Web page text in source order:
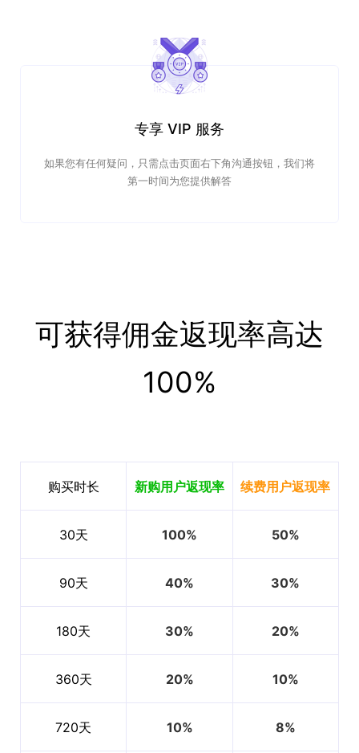
专享 VIP 服务
如果您有任何疑问，只需点击页面右下角沟通按钮，我们将
第一时间为您提供解答
可获得佣金返现率高达
100%
购买时长 新购用户返现率 续费用户返现率
30天 100% 50%
90天 40% 30%
180天 30% 20%
360天 20% 10%
720天 10% 8%